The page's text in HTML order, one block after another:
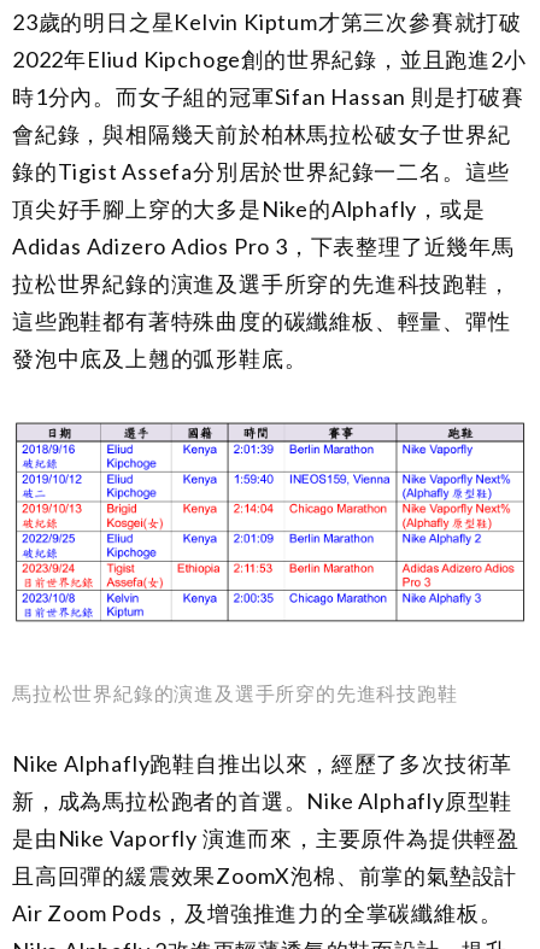
23歲的明日之星Kelvin Kiptum才第三次參賽就打破
2022年Eliud Kipchoge創的世界紀錄，並且跑進2小
時1分內。而女子組的冠軍Sifan Hassan 則是打破賽
會紀錄，與相隔幾天前於柏林馬拉松破女子世界紀
錄的Tigist Assefa分別居於世界紀錄一二名。這些
頂尖好手腳上穿的大多是Nike的Alphafly，或是
Adidas Adizero Adios Pro 3，下表整理了近幾年馬
拉松世界紀錄的演進及選手所穿的先進科技跑鞋，
這些跑鞋都有著特殊曲度的碳纖維板、輕量、彈性
發泡中底及上翹的弧形鞋底。
馬拉松世界紀錄的演進及選手所穿的先進科技跑鞋
Nike Alphafly跑鞋自推出以來，經歷了多次技術革
新，成為馬拉松跑者的首選。Nike Alphafly原型鞋
是由Nike Vaporfly 演進而來，主要原件為提供輕盈
且高回彈的緩震效果ZoomX泡棉、前掌的氣墊設計
Air Zoom Pods，及增強推進力的全掌碳纖維板。